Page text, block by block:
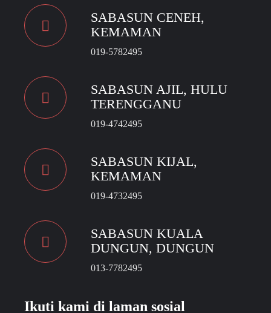
SABASUN CENEH,
KEMAMAN
019-5782495
SABASUN AJIL, HULU
TERENGGANU
019-4742495
SABASUN KIJAL,
KEMAMAN
019-4732495
SABASUN KUALA
DUNGUN, DUNGUN
013-7782495
Ikuti kami di laman sosial